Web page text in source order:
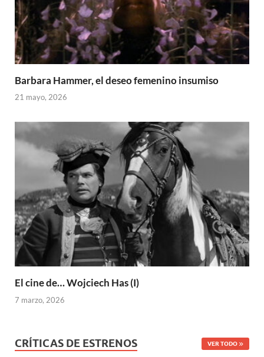
Barbara Hammer, el deseo femenino insumiso
21 mayo, 2026
El cine de… Wojciech Has (I)
7 marzo, 2026
CRÍTICAS DE ESTRENOS VER TODO